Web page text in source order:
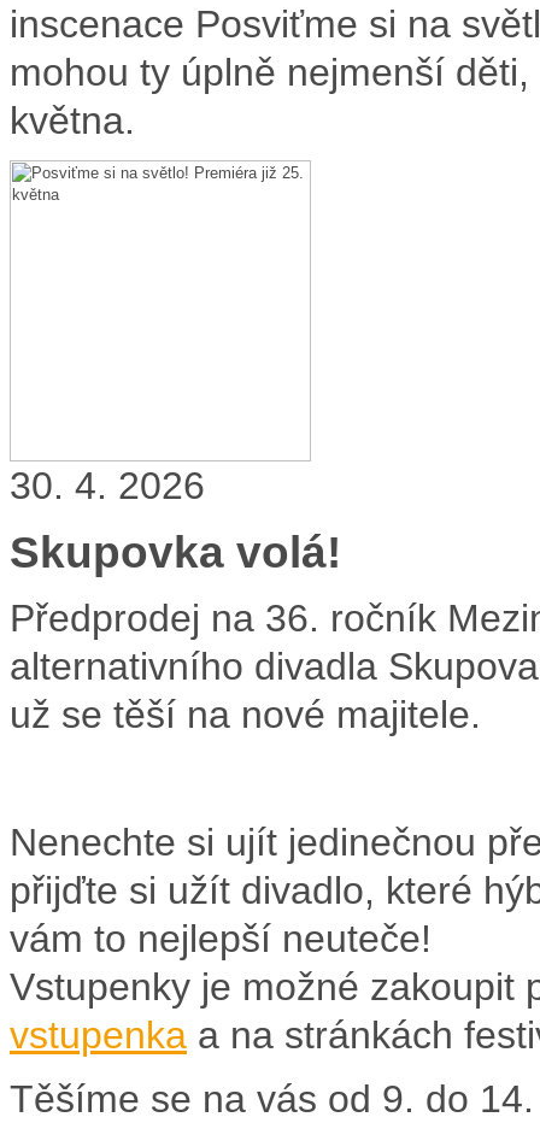
inscenace Posviťme si na
mohou ty úplně nejmenší
května.
30. 4. 2026
Skupovka volá!
Předprodej na 36. ročník
alternativního divadla
už se těší na nové majitele.
Nenechte si ujít jedinečnou
přijďte si užít divadlo, které
vám to nejlepší neuteče!
Vstupenky je možné
vstupenka a na stránkách
Těšíme se na vás od 9. do